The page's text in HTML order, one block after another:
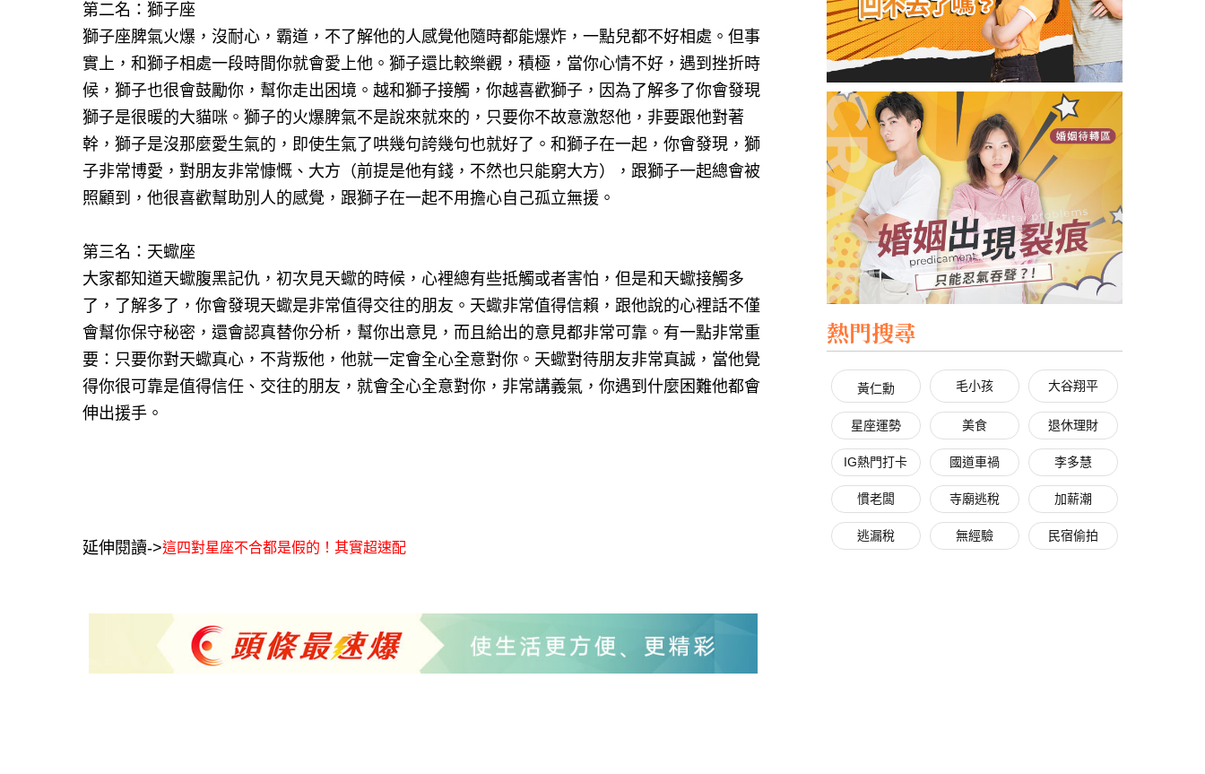
第二名：獅子座
獅子座脾氣火爆，沒耐心，霸道，不了解他的人感覺他隨時都能爆炸，一點兒都不好相處。但事
實上，和獅子相處一段時間你就會愛上他。獅子還比較樂觀，積極，當你心情不好，遇到挫折時
候，獅子也很會鼓勵你，幫你走出困境。越和獅子接觸，你越喜歡獅子，因為了解多了你會發現
獅子是很暖的大貓咪。獅子的火爆脾氣不是說來就來的，只要你不故意激怒他，非要跟他對著
幹，獅子是沒那麼愛生氣的，即使生氣了哄幾句誇幾句也就好了。和獅子在一起，你會發現，獅
子非常博愛，對朋友非常慷慨、大方（前提是他有錢，不然也只能窮大方），跟獅子一起總會被
照顧到，他很喜歡幫助別人的感覺，跟獅子在一起不用擔心自己孤立無援。
第三名：天蠍座
大家都知道天蠍腹黑記仇，初次見天蠍的時候，心裡總有些抵觸或者害怕，但是和天蠍接觸多
了，了解多了，你會發現天蠍是非常值得交往的朋友。天蠍非常值得信賴，跟他說的心裡話不僅
會幫你保守秘密，還會認真替你分析，幫你出意見，而且給出的意見都非常可靠。有一點非常重
要：只要你對天蠍真心，不背叛他，他就一定會全心全意對你。天蠍對待朋友非常真誠，當他覺
得你很可靠是值得信任、交往的朋友，就會全心全意對你，非常講義氣，你遇到什麼困難他都會
伸出援手。
延伸閱讀->這四對星座不合都是假的！其實超速配
熱門搜尋
黃仁勳 毛小孩 大谷翔平
星座運勢 美食 退休理財
IG熱門打卡 國道車禍 李多慧
慣老闆 寺廟逃稅 加薪潮
逃漏稅 無經驗 民宿偷拍